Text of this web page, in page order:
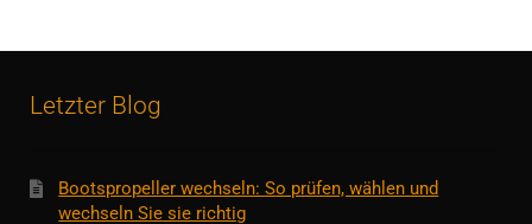
Letzter Blog
Bootspropeller wechseln: So prüfen, wählen und
wechseln Sie sie richtig